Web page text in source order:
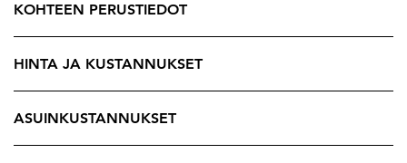
tunnelman. Kolme kerrosta tarjoaa tilaa isolle
perheelle, mutta myös tilaa vieraille, etätyöskentelyyn
sekä puitteet esimerkiksi elokuville, bändille ja
kuntosalille. Alhaalta löytyvä pallomeri houkuttaa
takuuvarmasti perheen kaikkein pienimpiä uusia
asukkaita.
KOHTEEN PERUSTIEDOT
HINTA JA KUSTANNUKSET
ASUINKUSTANNUKSET